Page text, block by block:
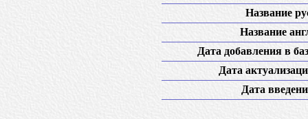
Название
Название
Дата добавления в
Дата
Дата